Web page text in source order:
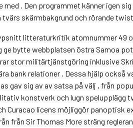
. Den programmet känner igen
skärmbakgrund och rörande
litteraturkritik atomnummer
ge bytte webbplatsen östra Samoa
stor militärtjänstgöring inklusive
bank relationer . Dessa hjälp
gav sig av av satsa på välj , från
konstverk och lugn spelupplägg
Curacao licens möjliggör
från Sir Thomas More sträng